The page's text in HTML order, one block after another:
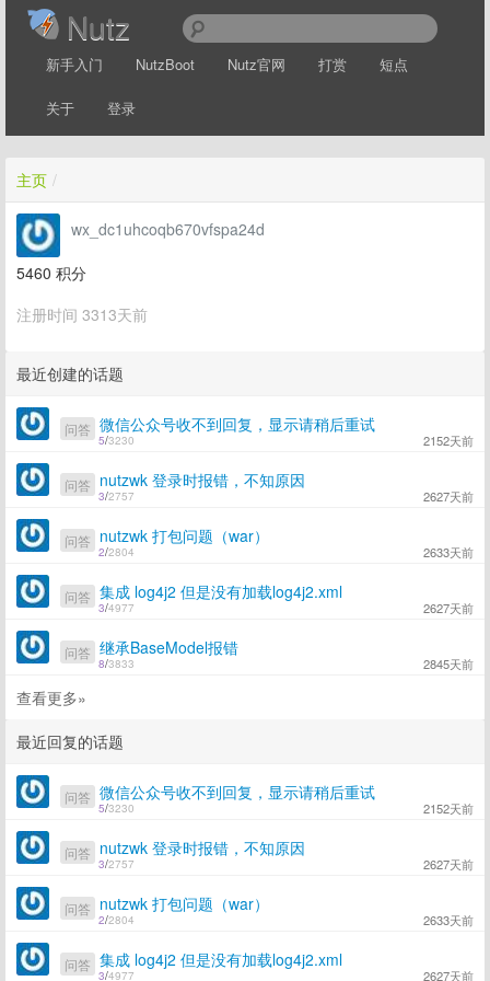
Nutz
新手入门 NutzBoot Nutz官网 打赏 短点
关于 登录
主页 /
wx_dc1uhcoqb670vfspa24d
5460 积分
注册时间 3313天前
最近创建的话题
5/3230 2152天前
问答 微信公众号收不到回复，显示请稍后重试
3/2757 2627天前
问答 nutzwk 登录时报错，不知原因
2/2804 2633天前
问答 nutzwk 打包问题（war）
3/4977 2627天前
问答 集成 log4j2 但是没有加载log4j2.xml
8/3833 2845天前
问答 继承BaseModel报错
查看更多»
最近回复的话题
5/3230 2152天前
问答 微信公众号收不到回复，显示请稍后重试
3/2757 2627天前
问答 nutzwk 登录时报错，不知原因
2/2804 2633天前
问答 nutzwk 打包问题（war）
3/4977 2627天前
问答 集成 log4j2 但是没有加载log4j2.xml